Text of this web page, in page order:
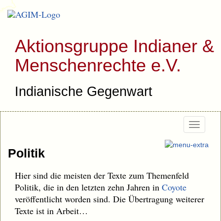
Aktionsgruppe Indianer &
Menschenrechte e.V.
Indianische Gegenwart
Politik
Hier sind die meisten der Texte zum Themenfeld
Politik, die in den letzten zehn Jahren inCoyote
veröffentlicht worden sind. Die Übertragung weiterer
Texte ist in Arbeit…